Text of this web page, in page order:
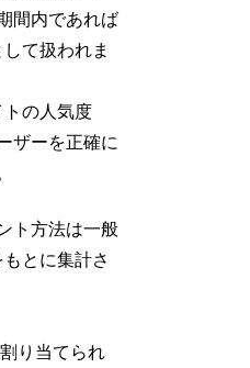
間内であれば
て扱われま
の人気度
ザーを正確に
ト方法は一般
とに集計さ
り当てられ